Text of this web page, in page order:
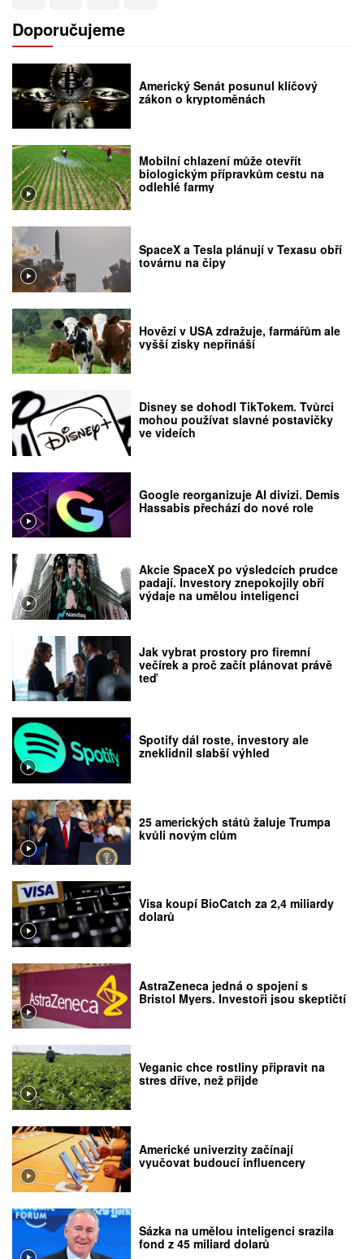
Doporučujeme
Americký Senát posunul klíčový
zákon o kryptoměnách
Mobilní chlazení může otevřít
biologickým přípravkům cestu na
odlehlé farmy
SpaceX a Tesla plánují v Texasu obří
továrnu na čipy
Hovězí v USA zdražuje, farmářům ale
vyšší zisky nepřináší
Disney se dohodl TikTokem. Tvůrci
mohou používat slavné postavičky
ve videích
Google reorganizuje AI divizi. Demis
Hassabis přechází do nové role
Akcie SpaceX po výsledcích prudce
padají. Investory znepokojily obří
výdaje na umělou inteligenci
Jak vybrat prostory pro firemní
večírek a proč začít plánovat právě
teď
Spotify dál roste, investory ale
zneklidnil slabší výhled
25 amerických států žaluje Trumpa
kvůli novým clům
Visa koupí BioCatch za 2,4 miliardy
dolarů
AstraZeneca jedná o spojení s
Bristol Myers. Investoři jsou skeptičtí
Veganic chce rostliny připravit na
stres dříve, než přijde
Americké univerzity začínají
vyučovat budoucí influencery
Sázka na umělou inteligenci srazila
fond z 45 miliard dolarů